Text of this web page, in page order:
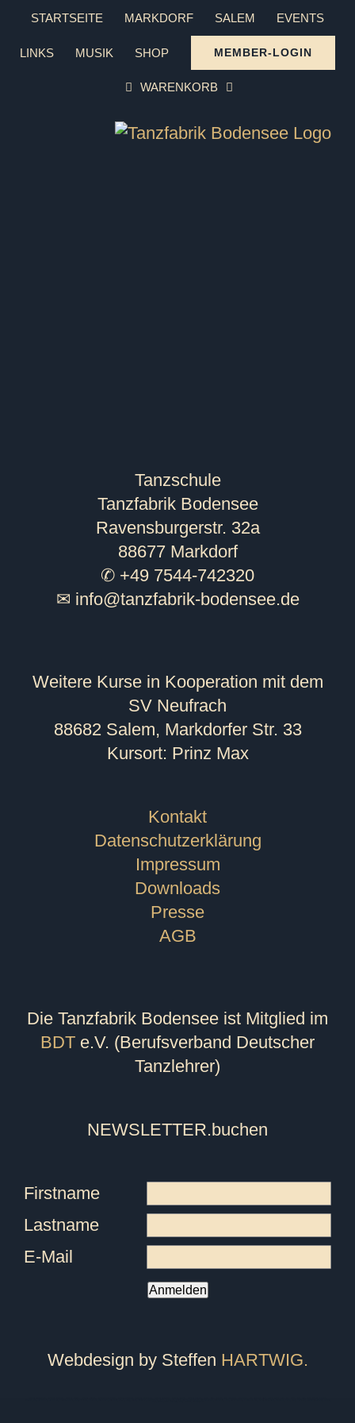
Zum
springen
STARTSEITE MARKDORF SALEM EVENTS
LINKS MUSIK SHOP MEMBER-LOGIN
WARENKORB
Tanzschule
Tanzfabrik Bodensee
Ravensburgerstr. 32a
88677 Markdorf
✆ +49 7544-742320
✉ info@tanzfabrik-bodensee.de
Weitere Kurse in Kooperation mit dem
SV Neufrach
88682 Salem, Markdorfer Str. 33
Kursort: Prinz Max
Kontakt
Datenschutzerklärung
Impressum
Downloads
Presse
AGB
Die Tanzfabrik Bodensee ist Mitglied im
BDT e.V. (Berufsverband Deutscher
Tanzlehrer)
NEWSLETTER.buchen
Firstname
Lastname
E-Mail
Anmelden
Webdesign by Steffen HARTWIG.